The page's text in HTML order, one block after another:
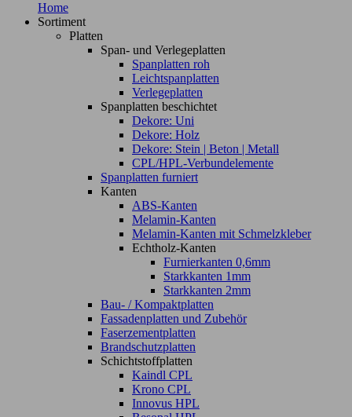
Home
Sortiment
Platten
Span- und Verlegeplatten
Spanplatten roh
Leichtspanplatten
Verlegeplatten
Spanplatten beschichtet
Dekore: Uni
Dekore: Holz
Dekore: Stein | Beton | Metall
CPL/HPL-Verbundelemente
Spanplatten furniert
Kanten
ABS-Kanten
Melamin-Kanten
Melamin-Kanten mit Schmelzkleber
Echtholz-Kanten
Furnierkanten 0,6mm
Starkkanten 1mm
Starkkanten 2mm
Bau- / Kompaktplatten
Fassadenplatten und Zubehör
Faserzementplatten
Brandschutzplatten
Schichtstoffplatten
Kaindl CPL
Krono CPL
Innovus HPL